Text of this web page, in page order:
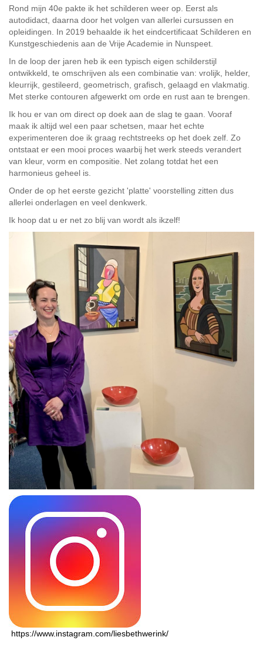
Rond mijn 40e pakte ik het schilderen weer op. Eerst als
autodidact, daarna door het volgen van allerlei cursussen en
opleidingen. In 2019 behaalde ik het eindcertificaat Schilderen en
Kunstgeschiedenis aan de Vrije Academie in Nunspeet.
In de loop der jaren heb ik een typisch eigen schilderstijl
ontwikkeld, te omschrijven als een combinatie van: vrolijk, helder,
kleurrijk, gestileerd, geometrisch, grafisch, gelaagd en vlakmatig.
Met sterke contouren afgewerkt om orde en rust aan te brengen.
Ik hou er van om direct op doek aan de slag te gaan. Vooraf
maak ik altijd wel een paar schetsen, maar het echte
experimenteren doe ik graag rechtstreeks op het doek zelf. Zo
ontstaat er een mooi proces waarbij het werk steeds verandert
van kleur, vorm en compositie. Net zolang totdat het een
harmonieus geheel is.
Onder de op het eerste gezicht 'platte' voorstelling zitten dus
allerlei onderlagen en veel denkwerk.
Ik hoop dat u er net zo blij van wordt als ikzelf!
https://www.instagram.com/liesbethwerink/